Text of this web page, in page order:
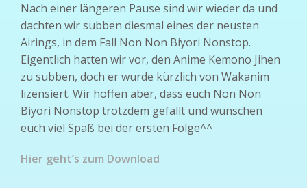
Nach einer längeren Pause sind wir wieder da und
dachten wir subben diesmal eines der neusten
Airings, in dem Fall Non Non Biyori Nonstop.
Eigentlich hatten wir vor, den Anime Kemono Jihen
zu subben, doch er wurde kürzlich von Wakanim
lizensiert. Wir hoffen aber, dass euch Non Non
Biyori Nonstop trotzdem gefällt und wünschen
euch viel Spaß bei der ersten Folge^^
Hier geht’s zum Download